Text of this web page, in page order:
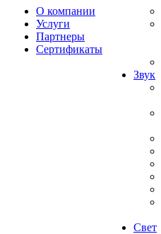
О компании
Услуги
Партнеры
Сертификаты
Звук
Свет